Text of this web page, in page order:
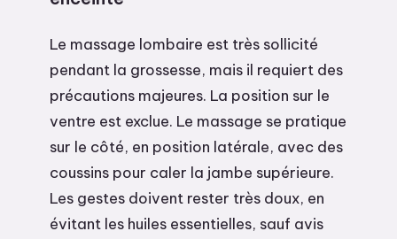
Le massage lombaire est très sollicité
pendant la grossesse, mais il requiert des
précautions majeures. La position sur le
ventre est exclue. Le massage se pratique
sur le côté, en position latérale, avec des
coussins pour caler la jambe supérieure.
Les gestes doivent rester très doux, en
évitant les huiles essentielles, sauf avis